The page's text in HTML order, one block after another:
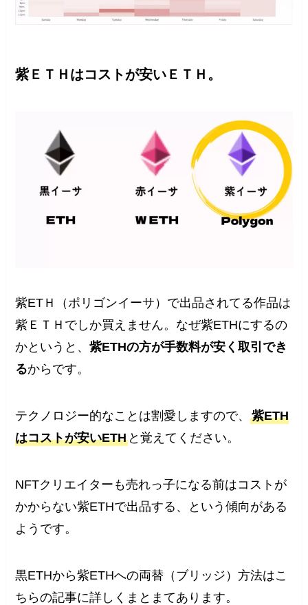
紫ＥＴＨはコストが安いＥＴＨ。
紫ETＨ（ポリゴンイーサ）で出品されてる作品は
紫ＥＴＨでしか買えません。なぜ紫ETHにするの
かというと、紫ETHの方が手数料が安く取引でき
るからです。
テクノロジー的なことは割愛しますので、紫ETH
はコストが安いETH と覚えてください。
NFTクリエイターも売れっ子になる前はコストが
かからない紫ETHで出品する、という傾向がある
ようです。
黒ETHから紫ETHへの両替（ブリッジ）方法はこ
ちらの記事に詳しくまとまてあります。